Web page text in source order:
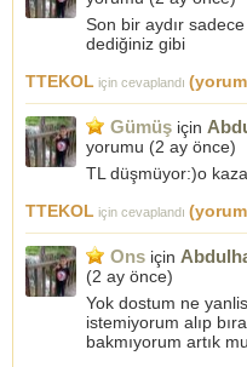
Son bir aydır
dediğiniz gibi
TTEKOL için cevaplandı
Gümüş için
yorumu (2 ay önce)
TL düşmüyor:)o
TTEKOL için cevaplandı
Ons için
(2 ay önce)
Yok dostum ne
istemiyorum alıp
bakmıyorum artık